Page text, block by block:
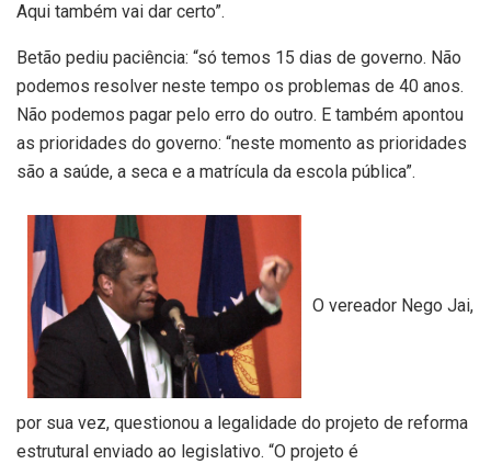
Aqui também vai dar certo”.
Betão pediu paciência: “só temos 15 dias de governo. Não
podemos resolver neste tempo os problemas de 40 anos.
Não podemos pagar pelo erro do outro. E também apontou
as prioridades do governo: “neste momento as prioridades
são a saúde, a seca e a matrícula da escola pública”.
O vereador Nego Jai,
por sua vez, questionou a legalidade do projeto de reforma
estrutural enviado ao legislativo. “O projeto é